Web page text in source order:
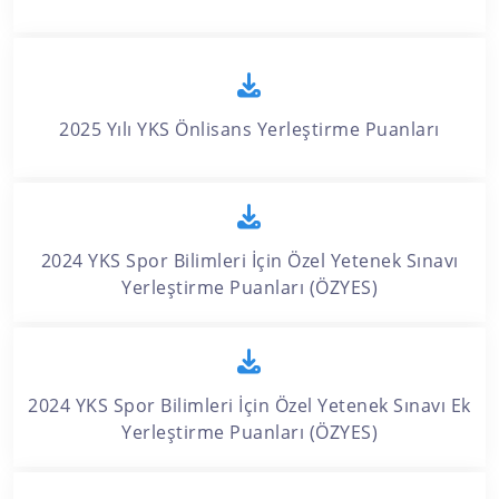
2025 Yılı YKS Önlisans Yerleştirme Puanları
2024 YKS Spor Bilimleri İçin Özel Yetenek Sınavı
Yerleştirme Puanları (ÖZYES)
2024 YKS Spor Bilimleri İçin Özel Yetenek Sınavı Ek
Yerleştirme Puanları (ÖZYES)